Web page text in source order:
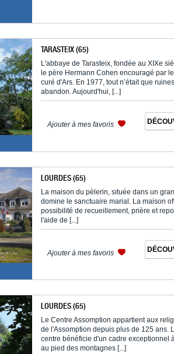
TARASTEIX (65)
L'abbaye de Tarasteix, fondée au XIXe
le père Hermann Cohen encouragé par
curé d'Ars. En 1977, tout n’était que
abandon. Aujourd'hui, [...]
Ajouter à mes favoris
LOURDES (65)
La maison du pèlerin, située dans un
domine le sanctuaire marial. La maison
possibilité de recueillement, prière et
l'aide de [...]
Ajouter à mes favoris
LOURDES (65)
Le Centre Assomption appartient aux
de l'Assomption depuis plus de 125 ans.
centre bénéficie d'un cadre exceptionnel
au pied des montagnes [...]